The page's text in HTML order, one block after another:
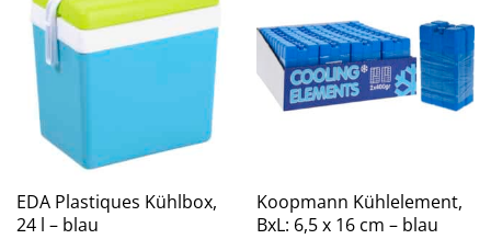
EDA Plastiques Kühlbox,
24 l – blau
Koopmann Kühlelement,
BxL: 6,5 x 16 cm – blau